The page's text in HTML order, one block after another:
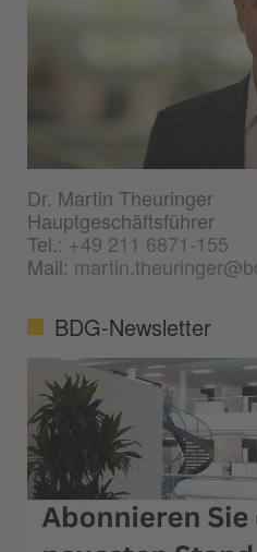
Dr. Martin Theuringer
Hauptgeschäftsführer
Tel.:+49 211 6871-155
Mail:
BDG-Newsletter